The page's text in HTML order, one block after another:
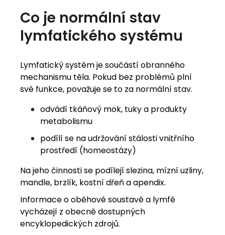
Co je normální stav
lymfatického systému
Lymfatický systém je součástí obranného
mechanismu těla. Pokud bez problémů plní
své funkce, považuje se to za normální stav.
odvádí tkáňový mok, tuky a produkty
metabolismu
podílí se na udržování stálosti vnitřního
prostředí (homeostázy)
Na jeho činnosti se podílejí slezina, mízní uzliny,
mandle, brzlík, kostní dřeň a apendix.
Informace o oběhové soustavě a lymfě
vycházejí z obecně dostupných
encyklopedických zdrojů.